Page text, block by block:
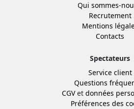
Qui sommes-
Recrutement
Mentions
Contacts
Spectateurs
Service client
Questions
CGVet données
Préférences des